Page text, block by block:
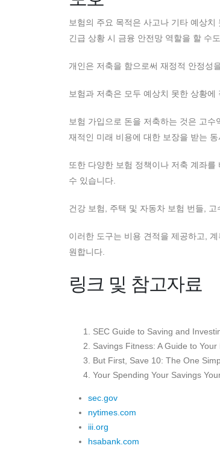
보험의 주요 목적은 사고나 기타 예상
긴급 상황 시 금융 안전망 역할을 할 수
개인은 저축을 함으로써 재정적 안정성
보험과 저축은 모두 예상치 못한 상황
보험 가입으로 돈을 저축하는 것은 고
재적인 미래 비용에 대한 보장을 받는
또한 다양한 보험 정책이나 저축 계좌
수 있습니다.
건강 보험, 주택 및 자동차 보험 번들,
이러한 도구는 비용 견적을 제공하고,
원합니다.
링크 및 참고자료
SEC Guide to Saving and
Savings Fitness: A Guide to
But First, Save 10: The One
Your Spending Your Savings
sec.gov
nytimes.com
iii.org
hsabank.com